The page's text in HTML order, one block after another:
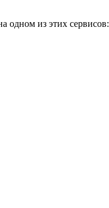
одном из этих сервисов: